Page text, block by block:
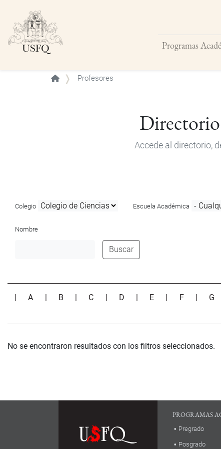
Programas
Buscar
Profesores
Accede al directorio,
Colegio Escuela Académica
Nombre
Buscar
|A B C D E F G
No se encontraron resultados con los filtros seleccionados.
PROGRAMAS
Pregrado
Posgrado